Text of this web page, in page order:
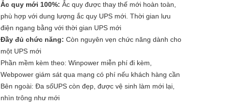
Ắc quy mới 100%:Ắc quy được thay thế mới hoàn toàn,
phù hợp với dung lượng ắc quy UPS mới. Thời gian lưu
điện ngang bằng với thời gian UPS mới
Đầy đủ chức năng:Còn nguyên vẹn chức năng dành cho
một UPS mới
Phần mềm kèm theo: Winpower miễn phí đi kèm,
Webpower giám sát qua mạng có phí nếu khách hàng cần
Bên ngoài: Đa sốUPS còn đẹp, được vệ sinh làm mới lại,
nhìn trông như mới